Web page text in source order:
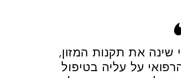
את תקנות המזון,
על עליה בטיפול